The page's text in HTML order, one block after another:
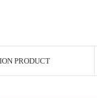
PRODUCT